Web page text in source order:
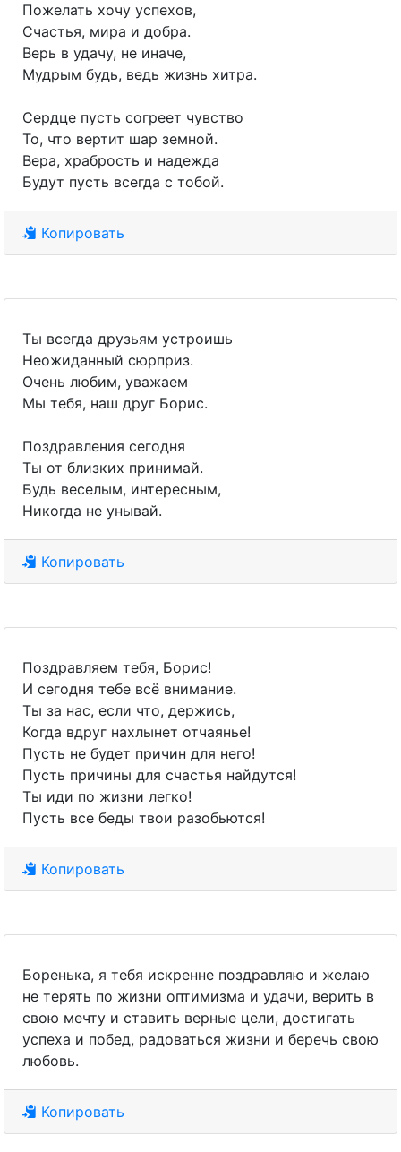
Пожелать хочу успехов,
Счастья, мира и добра.
Верь в удачу, не иначе,
Мудрым будь, ведь жизнь хитра.
Сердце пусть согреет чувство
То, что вертит шар земной.
Вера, храбрость и надежда
Будут пусть всегда с тобой.
Копировать
Ты всегда друзьям устроишь
Неожиданный сюрприз.
Очень любим, уважаем
Мы тебя, наш друг Борис.
Поздравления сегодня
Ты от близких принимай.
Будь веселым, интересным,
Никогда не унывай.
Копировать
Поздравляем тебя, Борис!
И сегодня тебе всё внимание.
Ты за нас, если что, держись,
Когда вдруг нахлынет отчаянье!
Пусть не будет причин для него!
Пусть причины для счастья найдутся!
Ты иди по жизни легко!
Пусть все беды твои разобьются!
Копировать
Боренька, я тебя искренне поздравляю и желаю
не терять по жизни оптимизма и удачи, верить в
свою мечту и ставить верные цели, достигать
успеха и побед, радоваться жизни и беречь свою
любовь.
Копировать